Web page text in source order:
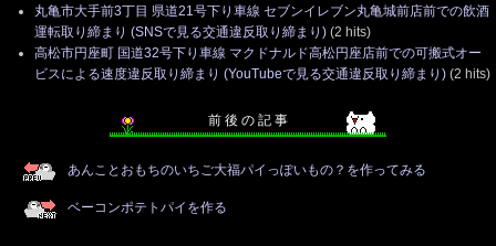
丸亀市大手前3丁目 県道21号下り車線 セブンイレブン丸亀城前店前での飲酒
運転取り締まり (SNSで見る交通違反取り締まり) (2 hits)
高松市円座町 国道32号下り車線 マクドナルド高松円座店前での可搬式オー
ビスによる速度違反取り締まり (YouTubeで見る交通違反取り締まり) (2 hits)
前 後 の 記 事
あんことおもちのいちご大福パイっぽいもの？を作ってみる
ベーコンポテトパイを作る